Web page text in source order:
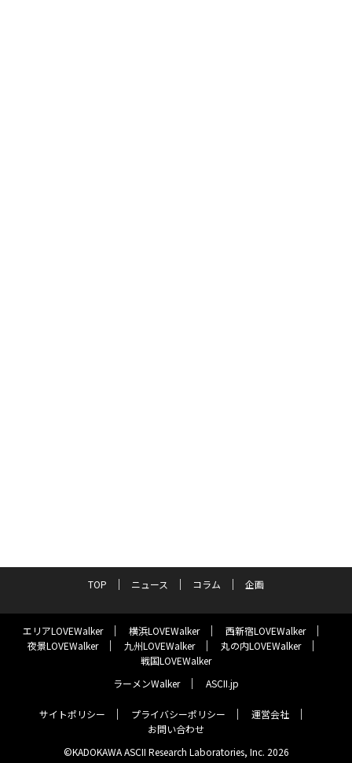
TOP ニュース コラム 企画
エリアLOVEWalker 横浜LOVEWalker
西新宿LOVEWalker
夜景LOVEWalker
九州LOVEWalker
丸の内LOVEWalker
戦国LOVEWalker
ラーメンWalker
ASCII.jp
サイトポリシー プライバシーポリシー
運営会社
お問い合わせ
©KADOKAWA ASCII Research Laboratories, Inc. 2026